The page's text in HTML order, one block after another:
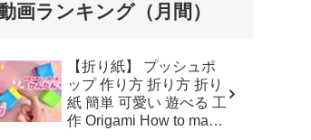
Paper Craft
画ランキング（月間）
【折り紙】 プッシュポ
ップ 作り方 折り方 折り
紙 簡単 可愛い 遊べる 工
作 Origami How to make